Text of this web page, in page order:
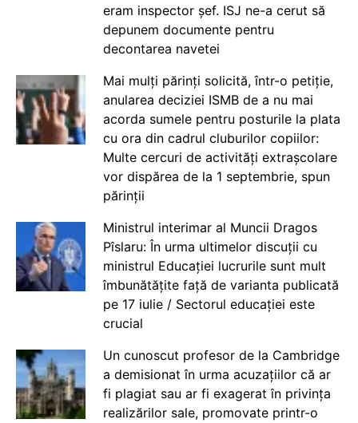
eram inspector șef. ISJ ne-a cerut să
depunem documente pentru
decontarea navetei
Mai mulți părinți solicită, într-o petiție,
anularea deciziei ISMB de a nu mai
acorda sumele pentru posturile la plata
cu ora din cadrul cluburilor copiilor:
Multe cercuri de activități extrașcolare
vor dispărea de la 1 septembrie, spun
părinții
Ministrul interimar al Muncii Dragos
Pîslaru: În urma ultimelor discuții cu
ministrul Educației lucrurile sunt mult
îmbunătățite față de varianta publicată
pe 17 iulie / Sectorul educației este
crucial
Un cunoscut profesor de la Cambridge
a demisionat în urma acuzațiilor că ar
fi plagiat sau ar fi exagerat în privința
realizărilor sale, promovate printr-o